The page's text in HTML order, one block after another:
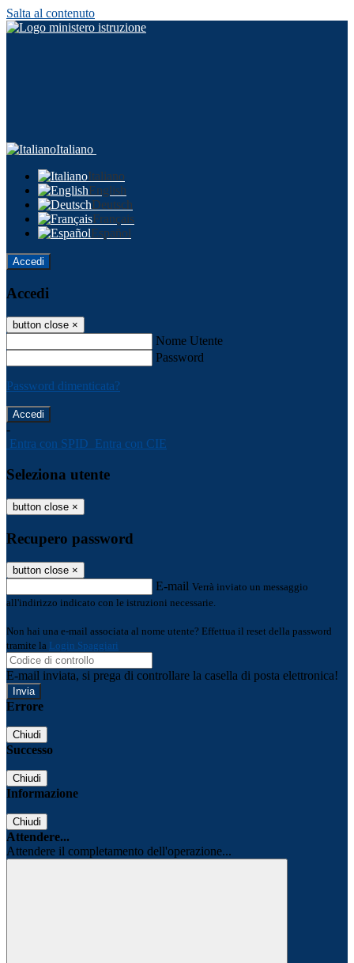
Salta al contenuto
Italiano
Italiano
English
Deutsch
Français
Español
Accedi
Accedi
button close ×
Nome Utente
Password
Password dimenticata?
-
Entra con SPID Entra con CIE
Seleziona utente
button close ×
Recupero password
button close ×
E-mail Verrà inviato un messaggio
all'indirizzo indicato con le istruzioni necessarie.
Non hai una e-mail associata al nome utente? Effettua il reset della password
tramite la Login Spaggiari
E-mail inviata, si prega di controllare la casella di posta elettronica!
Errore
Chiudi
Successo
Chiudi
Informazione
Chiudi
Attendere...
Attendere il completamento dell'operazione...